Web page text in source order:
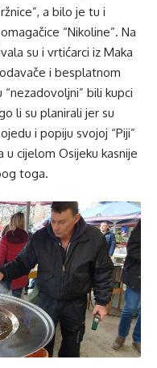
a bilo je tu i
“Nikoline”. Na
su i vrtićarci iz Maka
i besplatnom
bili kupci
li su planirali jer su
i popiju svojoj “Piji”
cijelom Osijeku kasnije
toga.